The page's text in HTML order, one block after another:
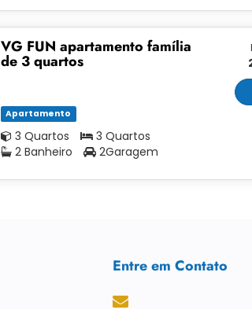
VG FUN apartamento família
de 3 quartos
Apartamento
3 Quartos
3 Quartos
2 Banheiro
2Garagem
Entre em Contato